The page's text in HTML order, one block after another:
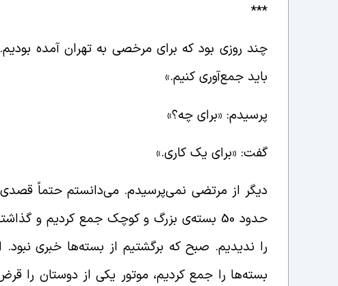
***
چند روزی بود که برای مرخصی به تهران آمده
باید جمع‌آوری کنیم.»
پرسیدم: «برای چه؟»
گفت: «برای یک کاری.»
دیگر از مرتضی نمی‌پرسیدم. می‌دانستم حتماً
حدود 50 بسته‌ی بزرگ و کوچک جمع کردیم و
را ندیدیم. صبح که برگشتیم از بسته‌ها خبری
بسته‌ها را جمع کردیم، موتور یکی از دوستان را